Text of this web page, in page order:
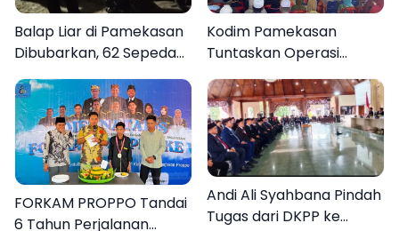
Balap Liar di Pamekasan
Dibubarkan, 62 Sepeda
Motor Diamankan
Kodim Pamekasan
Tuntaskan Operasi
Katarak Gratis, 160
Warga Kembali Melihat
Lebih Jelas
FORKAM PROPPO Tandai
6 Tahun Perjalanan
Andi Ali Syahbana Pindah
Tugas dari DKPP ke